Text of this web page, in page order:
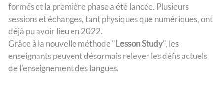
formés et la première phase a été lancée. Plusieurs
sessions et échanges, tant physiques que numériques, ont
déjà pu avoir lieu en 2022.
Grâce à la nouvelle méthode "Lesson Study", les
enseignants peuvent désormais relever les défis actuels
de l'enseignement des langues.